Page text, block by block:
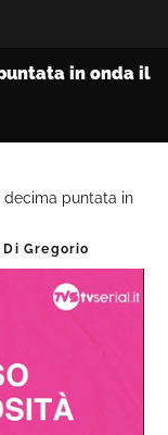
in onda il
decima puntata in
Gregorio